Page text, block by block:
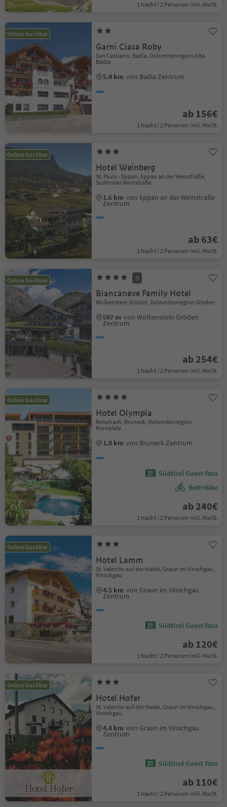
1 Nacht / 2 Personen Inkl. MwSt.
Online buchbar
Garni Ciasa Roby
San Cassiano, Badia, Dolomitenregion Alta
Badia
5.4 km von Badia Zentrum
ab 156€
1 Nacht / 2 Personen Inkl. MwSt.
Online buchbar
Hotel Weinberg
St. Pauls - Eppan, Eppan an der Weinstraße,
Südtiroler Weinstraße
1.6 km von Eppan an der Weinstraße
Zentrum
ab 63€
1 Nacht / 2 Personen Inkl. MwSt.
Online buchbar S
Biancaneve Family Hotel
Wolkenstein Gröden, Dolomitenregion Gröden
587 m von Wolkenstein Gröden
Zentrum
ab 254€
1 Nacht / 2 Personen Inkl. MwSt.
Online buchbar
Hotel Olympia
Reischach, Bruneck, Dolomitenregion
Kronplatz
1.8 km von Bruneck Zentrum
Südtirol Guest Pass
Bett+Bike
ab 240€
1 Nacht / 2 Personen Inkl. MwSt.
Online buchbar
Hotel Lamm
St. Valentin auf der Haide, Graun im Vinschgau,
Vinschgau
4.5 km von Graun im Vinschgau
Zentrum
Südtirol Guest Pass
ab 120€
1 Nacht / 2 Personen Inkl. MwSt.
Online buchbar
Hotel Hofer
St. Valentin auf der Haide, Graun im Vinschgau,
Vinschgau
4.4 km von Graun im Vinschgau
Zentrum
Südtirol Guest Pass
ab 110€
1 Nacht / 2 Personen Inkl. MwSt.